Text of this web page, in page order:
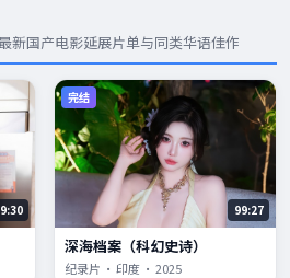
新国产电影延展片单与同类华语佳作
完结
99:27
深海档案（科幻史诗）
纪录片 · 印度 · 2025